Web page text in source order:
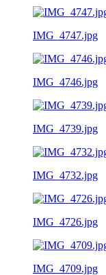
IMG_4747.jpg
IMG_4746.jpg
IMG_4739.jpg
IMG_4732.jpg
IMG_4726.jpg
IMG_4709.jpg